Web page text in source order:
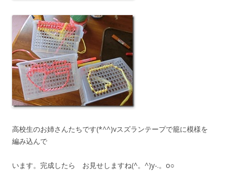
高校生のお姉さんたちです(*^^)vスズランテープで籠に模様を
編み込んで
います。完成したら お見せしますね(^。^)y-.。o○